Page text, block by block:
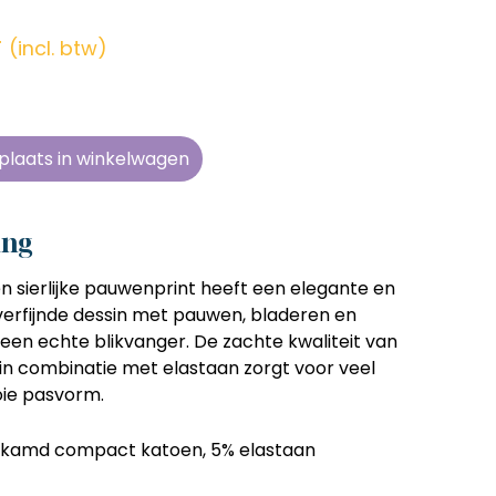
(incl. btw)
plaats in winkelwagen
sierlijke pauwenprint heeft een elegante en
dessin met pauwen, bladeren en
echte blikvanger. De zachte kwaliteit van
combinatie met elastaan zorgt voor veel
pasvorm.
compact katoen, 5% elastaan
tijd
en
tijd
en
tijd
en
tijd
en